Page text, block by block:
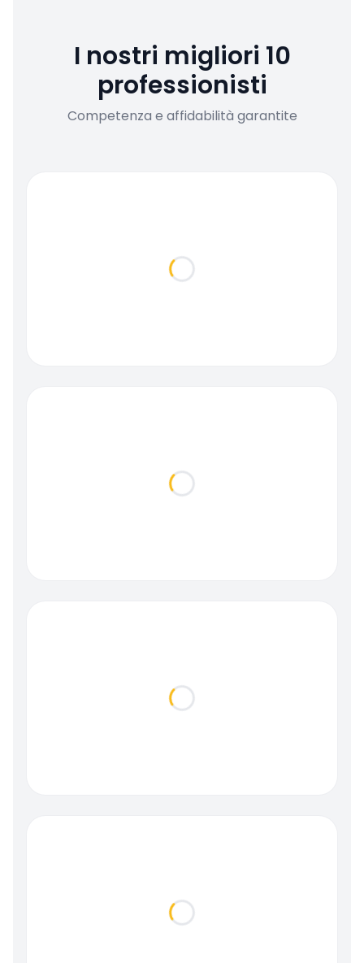
I nostri migliori 10
professionisti
Competenza e affidabilità garantite
Loading...
Loading...
Loading...
Loading...